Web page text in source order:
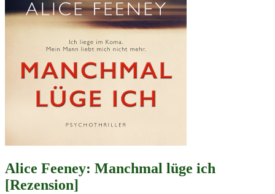
Alice Feeney: Manchmal lüge ich
[Rezension]